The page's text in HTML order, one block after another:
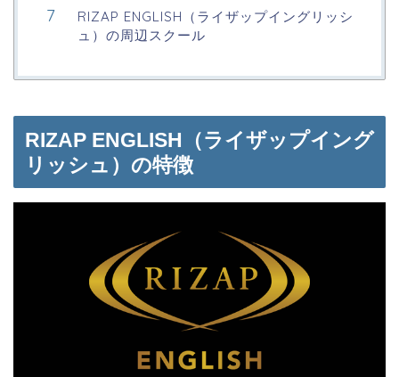
RIZAP ENGLISH（ライザップイングリッシ
ュ）の周辺スクール
RIZAP ENGLISH（ライザップイング
リッシュ）の特徴